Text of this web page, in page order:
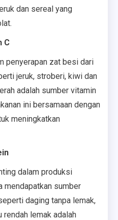
dan sereal yang
C
penyerapan zat besi dari
jeruk, stroberi, kiwi dan
adalah sumber vitamin
ini bersamaan dengan
meningkatkan
dalam produksi
mendapatkan sumber
daging tanpa lemak,
rendah lemak adalah